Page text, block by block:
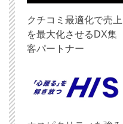
クチコミ最適化で売上
を最大化させるDX集
客パートナー